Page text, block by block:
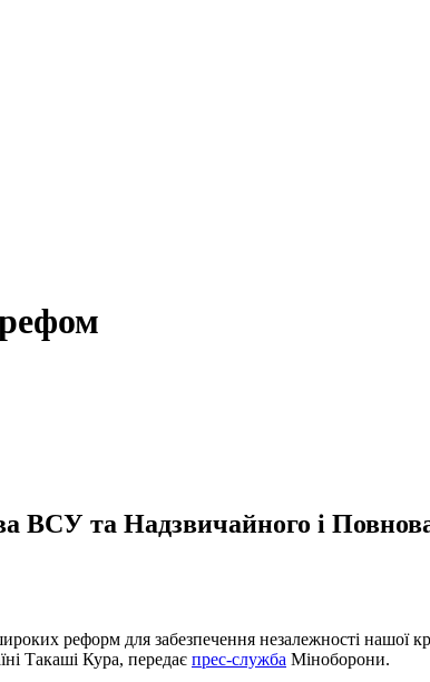
ВСУ та Надзвичайного і
реформ для забезпечення незалежності нашої
Такаші Кура, передає прес-служба Міноборони.